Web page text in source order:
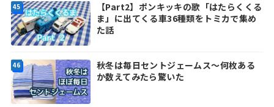
【Part2】ポンキッキの歌「はたらくくる
ま」に出てくる車36種類をトミカで集め
た話
秋冬は毎日セントジェームス～何枚ある
か数えてみたら驚いた